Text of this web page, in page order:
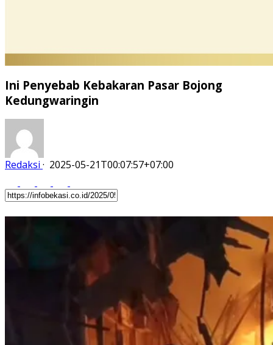
Ini Penyebab Kebakaran Pasar Bojong
Kedungwaringin
Redaksi · 2025-05-21T00:07:57+07:00